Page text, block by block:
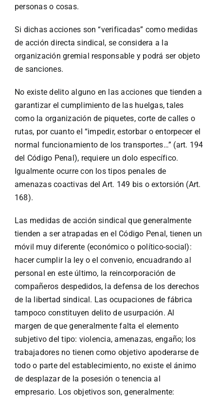
personas o cosas.
Si dichas acciones son “verificadas” como medidas
de acción directa sindical, se considera a la
organización gremial responsable y podrá ser objeto
de sanciones.
No existe delito alguno en las acciones que tienden a
garantizar el cumplimiento de las huelgas, tales
como la organización de piquetes, corte de calles o
rutas, por cuanto el “impedir, estorbar o entorpecer el
normal funcionamiento de los transportes…” (art. 194
del Código Penal), requiere un dolo específico.
Igualmente ocurre con los tipos penales de
amenazas coactivas del Art. 149 bis o extorsión (Art.
168).
Las medidas de acción sindical que generalmente
tienden a ser atrapadas en el Código Penal, tienen un
móvil muy diferente (económico o político-social):
hacer cumplir la ley o el convenio, encuadrando al
personal en este último, la reincorporación de
compañeros despedidos, la defensa de los derechos
de la libertad sindical. Las ocupaciones de fábrica
tampoco constituyen delito de usurpación. Al
margen de que generalmente falta el elemento
subjetivo del tipo: violencia, amenazas, engaño; los
trabajadores no tienen como objetivo apoderarse de
todo o parte del establecimiento, no existe el ánimo
de desplazar de la posesión o tenencia al
empresario. Los objetivos son, generalmente: